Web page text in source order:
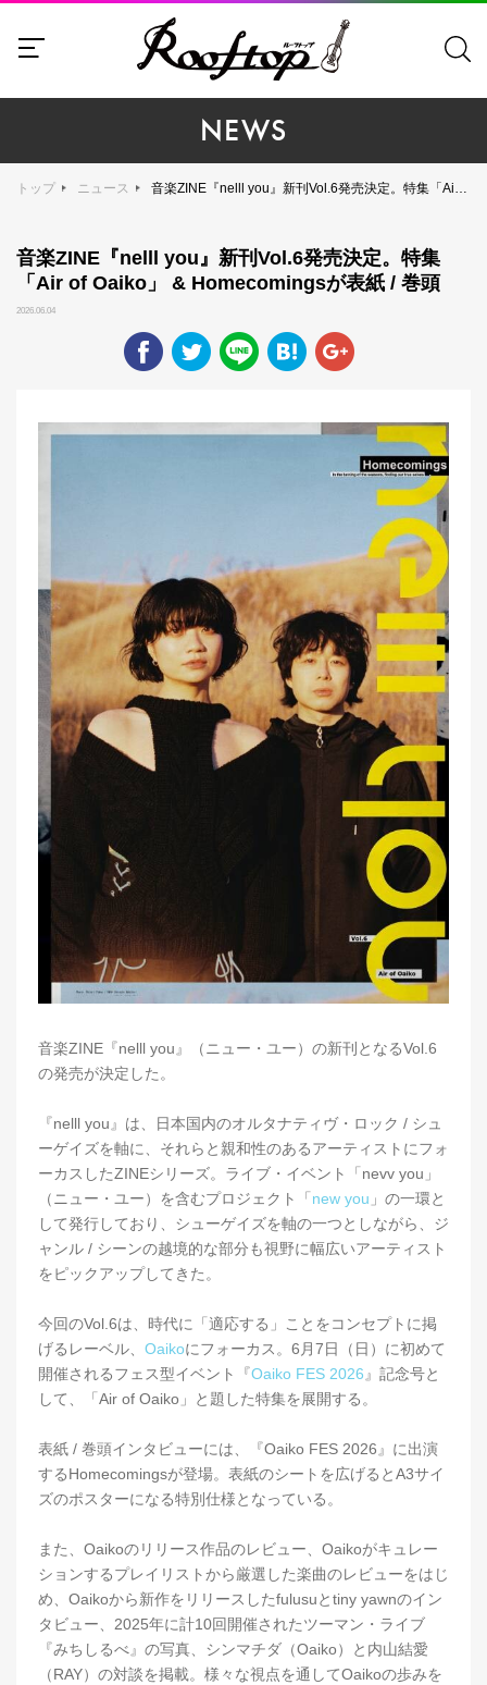
NEWS
トップ ニュース 音楽ZINE『nelll you』新刊Vol.6発売決定。特集「Air of Oaiko」 & Homecomingsが表紙 / 巻頭
音楽ZINE『nelll you』新刊Vol.6発売決定。特集
「Air of Oaiko」 & Homecomingsが表紙 / 巻頭
2026.06.04
音楽ZINE『nelll you』（ニュー・ユー）の新刊となるVol.6
の発売が決定した。
『nelll you』は、日本国内のオルタナティヴ・ロック / シュ
ーゲイズを軸に、それらと親和性のあるアーティストにフォ
ーカスしたZINEシリーズ。ライブ・イベント「nevv you」
（ニュー・ユー）を含むプロジェクト「 new you 」の一環と
して発行しており、シューゲイズを軸の一つとしながら、ジ
ャンル / シーンの越境的な部分も視野に幅広いアーティスト
をピックアップしてきた。
今回のVol.6は、時代に「適応する」ことをコンセプトに掲
げるレーベル、 Oaikoにフォーカス。6月7日（日）に初めて
開催されるフェス型イベント『Oaiko FES 2026』記念号と
して、「Air of Oaiko」と題した特集を展開する。
表紙 / 巻頭インタビューには、『Oaiko FES 2026』に出演
するHomecomingsが登場。表紙のシートを広げるとA3サイ
ズのポスターになる特別仕様となっている。
また、Oaikoのリリース作品のレビュー、Oaikoがキュレー
ションするプレイリストから厳選した楽曲のレビューをはじ
め、Oaikoから新作をリリースしたfulusuとtiny yawnのイン
タビュー、2025年に計10回開催されたツーマン・ライブ
『みちしるべ』の写真、シンマチダ（Oaiko）と内山結愛
（RAY）の対談を掲載。様々な視点を通してOaikoの歩みを